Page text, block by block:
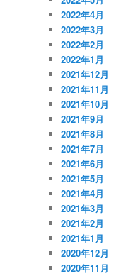
2022年4月
2022年3月
2022年2月
2022年1月
2021年12月
2021年11月
2021年10月
2021年9月
2021年8月
2021年7月
2021年6月
2021年5月
2021年4月
2021年3月
2021年2月
2021年1月
2020年12月
2020年11月